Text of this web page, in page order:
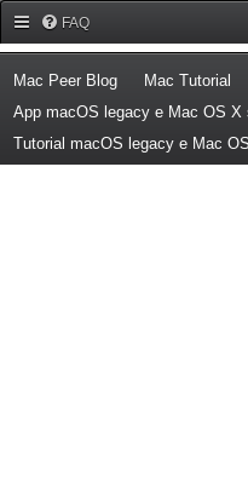
FAQ
Mac Peer Blog(Opens a new tab)
Mac Tutorial
App macOS legacy e Mac OS X
Tutorial macOS legacy e Mac